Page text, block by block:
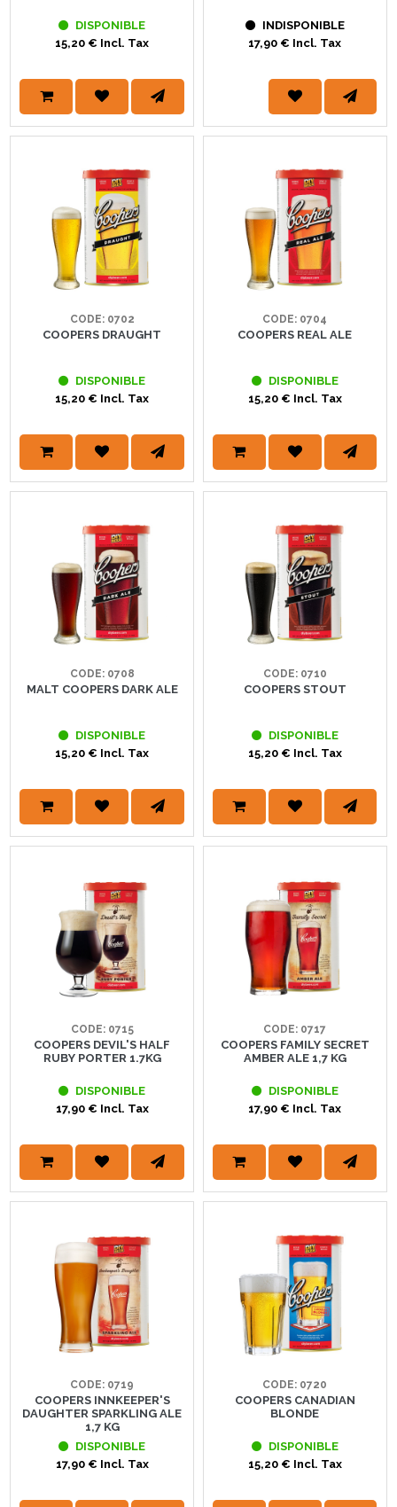
DISPONIBLE
15,20 € Incl. Tax
INDISPONIBLE
17,90 € Incl. Tax
CODE: 0702
COOPERS DRAUGHT
DISPONIBLE
15,20 € Incl. Tax
CODE: 0704
COOPERS REAL ALE
DISPONIBLE
15,20 € Incl. Tax
CODE: 0708
MALT COOPERS DARK ALE
DISPONIBLE
15,20 € Incl. Tax
CODE: 0710
COOPERS STOUT
DISPONIBLE
15,20 € Incl. Tax
CODE: 0715
COOPERS DEVIL'S HALF
RUBY PORTER 1.7KG
DISPONIBLE
17,90 € Incl. Tax
CODE: 0717
COOPERS FAMILY SECRET
AMBER ALE 1,7 KG
DISPONIBLE
17,90 € Incl. Tax
CODE: 0719
COOPERS INNKEEPER'S
DAUGHTER SPARKLING ALE
1,7 KG
DISPONIBLE
17,90 € Incl. Tax
CODE: 0720
COOPERS CANADIAN
BLONDE
DISPONIBLE
15,20 € Incl. Tax